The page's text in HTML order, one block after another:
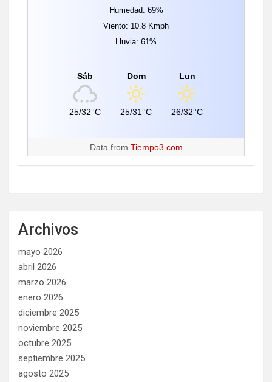
Humedad: 69%
Viento: 10.8 Kmph
Lluvia: 61%
Sáb
25/32°C
Dom
25/31°C
Lun
26/32°C
Data from Tiempo3.com
Archivos
mayo 2026
abril 2026
marzo 2026
enero 2026
diciembre 2025
noviembre 2025
octubre 2025
septiembre 2025
agosto 2025